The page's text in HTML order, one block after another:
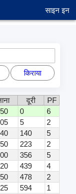
साइन इन
किराया
दूरी
PF
0
6
5
2
140
5
223
2
356
5
439
4
478
2
594
1